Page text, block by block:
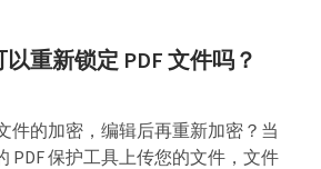
以重新锁定 PDF 文件吗？
件的加密，编辑后再重新加密？当
PDF 保护工具上传您的文件，文件